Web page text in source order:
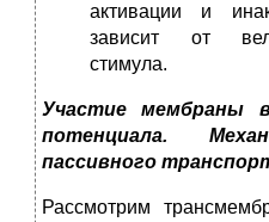
активации и
зависит от
стимула.
Участие мембраны
потенциала.
пассивного
Рассмотрим